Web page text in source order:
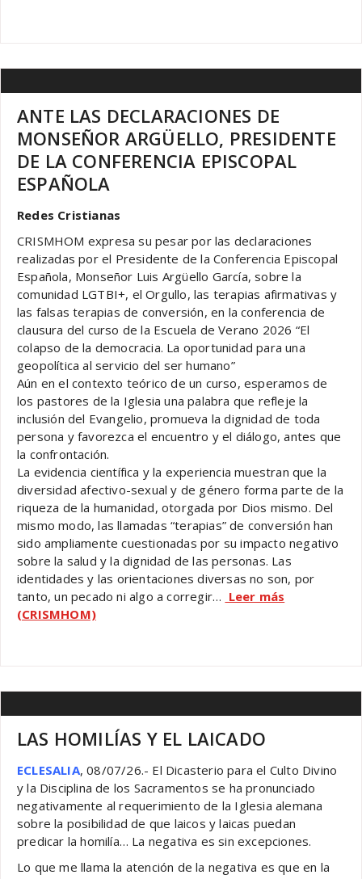
ANTE LAS DECLARACIONES DE
MONSEÑOR ARGÜELLO, PRESIDENTE
DE LA CONFERENCIA EPISCOPAL
ESPAÑOLA
Redes Cristianas
CRISMHOM expresa su pesar por las declaraciones
realizadas por el Presidente de la Conferencia Episcopal
Española, Monseñor Luis Argüello García, sobre la
comunidad LGTBI+, el Orgullo, las terapias afirmativas y
las falsas terapias de conversión, en la conferencia de
clausura del curso de la Escuela de Verano 2026 “El
colapso de la democracia. La oportunidad para una
geopolítica al servicio del ser humano”
Aún en el contexto teórico de un curso, esperamos de
los pastores de la Iglesia una palabra que refleje la
inclusión del Evangelio, promueva la dignidad de toda
persona y favorezca el encuentro y el diálogo, antes que
la confrontación.
La evidencia científica y la experiencia muestran que la
diversidad afectivo-sexual y de género forma parte de la
riqueza de la humanidad, otorgada por Dios mismo. Del
mismo modo, las llamadas “terapias” de conversión han
sido ampliamente cuestionadas por su impacto negativo
sobre la salud y la dignidad de las personas. Las
identidades y las orientaciones diversas no son, por
tanto, un pecado ni algo a corregir… Leer más
(CRISMHOM)
LAS HOMILÍAS Y EL LAICADO
ECLESALIA, 08/07/26.- El Dicasterio para el Culto Divino
y la Disciplina de los Sacramentos se ha pronunciado
negativamente al requerimiento de la Iglesia alemana
sobre la posibilidad de que laicos y laicas puedan
predicar la homilía… La negativa es sin excepciones.
Lo que me llama la atención de la negativa es que en la